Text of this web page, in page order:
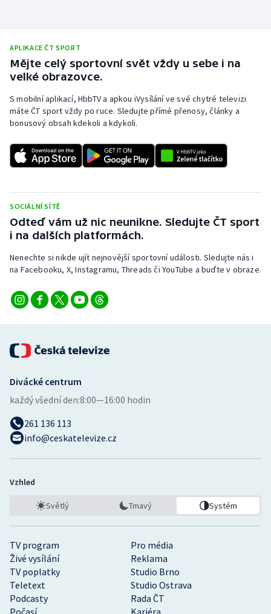
Sportovní střelba
Stolní tenis
Triatlon
Vodní slalom
Volejbal
Ostatní
APLIKACE ČT SPORT
Mějte celý sportovní svět vždy u sebe i na
velké obrazovce.
S mobilní aplikací, HbbTV a apkou iVysílání ve své chytré televizi
máte ČT sport vždy po ruce. Sledujte přímé přenosy, články a
bonusový obsah kdekoli a kdykoli.
SOCIÁLNÍ SÍTĚ
Odteď vám už nic neunikne. Sledujte ČT sport
i na dalších platformách.
Nenechte si nikde ujít nejnovější sportovní události. Sledujte nás i
na Facebooku, X, Instagramu, Threads či YouTube a buďte v obraze.
TV program
Pro média
Živé vysílání
Reklama
TV poplatky
Studio Brno
Teletext
Studio Ostrava
Podcasty
Rada ČT
Počasí
Kariéra
Divácké centrum
každý všední den:8:00—16:00 hodin
261 136 113
info@ceskatelevize.cz
Vzhled
Světlý Tmavý Systém